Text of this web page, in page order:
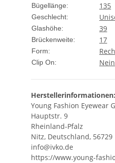
Bügellänge: 135
Geschlecht:
Glashöhe: 39
Brückenweite: 17
Form:
Clip On: Nein
Herstellerinformationen:
Young Fashion Eyewear
Hauptstr. 9
Rheinland-Pfalz
Nitz, Deutschland, 56729
info@ivko.de
https://www.young-